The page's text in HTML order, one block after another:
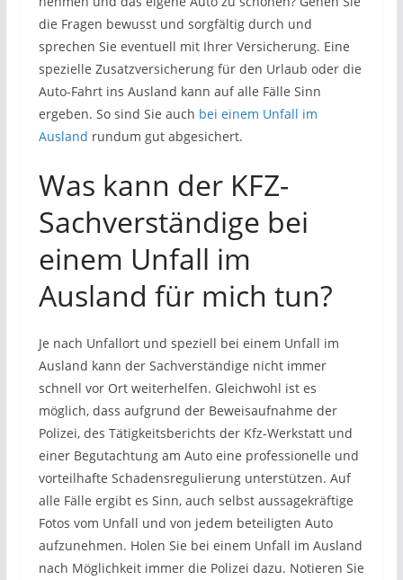
die Fragen bewusst und sorgfältig durch und
sprechen Sie eventuell mit Ihrer Versicherung. Eine
spezielle Zusatzversicherung für den Urlaub oder die
Auto-Fahrt ins Ausland kann auf alle Fälle Sinn
ergeben. So sind Sie auch bei einem Unfall im
Ausland rundum gut abgesichert.
Was kann der KFZ-
Sachverständige bei
einem Unfall im
Ausland für mich tun?
Je nach Unfallort und speziell bei einem Unfall im
Ausland kann der Sachverständige nicht immer
schnell vor Ort weiterhelfen. Gleichwohl ist es
möglich, dass aufgrund der Beweisaufnahme der
Polizei, des Tätigkeitsberichts der Kfz-Werkstatt und
einer Begutachtung am Auto eine professionelle und
vorteilhafte Schadensregulierung unterstützen. Auf
alle Fälle ergibt es Sinn, auch selbst aussagekräftige
Fotos vom Unfall und von jedem beteiligten Auto
aufzunehmen. Holen Sie bei einem Unfall im Ausland
nach Möglichkeit immer die Polizei dazu. Notieren Sie